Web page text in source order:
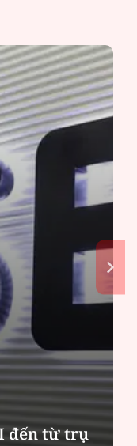
một cơ sở